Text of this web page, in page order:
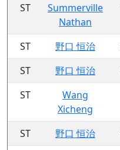
ST
Summerville
Nathan
ST 野口 恒治
ST
野口 恒治
ST
Wang
Xicheng
ST 野口 恒治